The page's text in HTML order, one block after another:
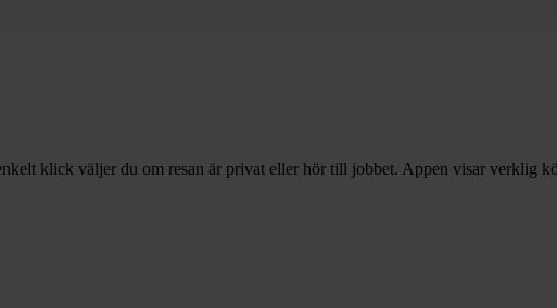
klick väljer du om resan är privat eller hör till jobbet. Appen visar verklig